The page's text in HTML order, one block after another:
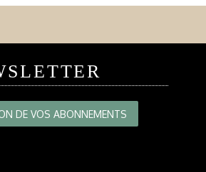
DE VOS ABONNEMENTS